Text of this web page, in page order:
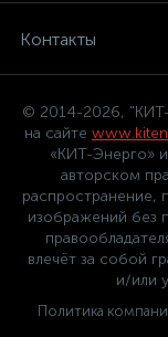
Контакты
© 2014-2026,
на сайте
«КИТ-Энерго»
авторском
распространение,
изображений без
влечёт за собой
и/или
Политика